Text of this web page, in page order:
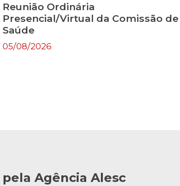
Reunião Ordinária
Presencial/Virtual da Comissão de
Saúde
05/08/2026
Agência Alesc